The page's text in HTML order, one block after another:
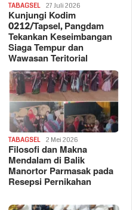
TABAGSEL 27 Juli 2026
Kunjungi Kodim
0212/Tapsel, Pangdam
Tekankan Keseimbangan
Siaga Tempur dan
Wawasan Teritorial
TABAGSEL 2 Mei 2026
Filosofi dan Makna
Mendalam di Balik
Manortor Parmasak pada
Resepsi Pernikahan